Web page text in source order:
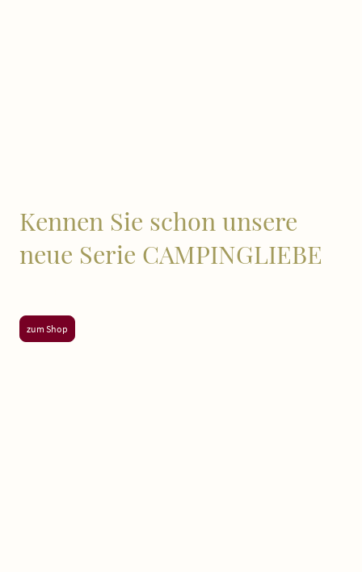
Kennen Sie schon unsere
neue Serie CAMPINGLIEBE
zum Shop